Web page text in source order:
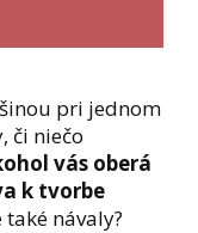
pri jednom
či niečo
vás oberá
k tvorbe
návaly?